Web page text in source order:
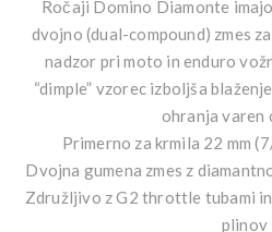
Ročaji Domino Diamonte
dvojno (dual-compound) zmes
nadzor pri moto in enduro
“dimple” vzorec izboljša
ohranja varen
Primerno za krmila 22 mm
Dvojna gumena zmes z
Združljivo z G2 throttle tubami
plinov